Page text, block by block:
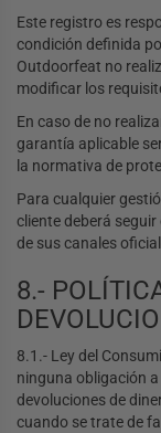
Este registro es
condición definida
Outdoorfeat no
modificar los
En caso de no
garantía aplicable
la normativa de
Para cualquier
cliente deberá
de sus canales
8.-
8.1.- Ley del
ninguna obligación
devoluciones de
cuando se trate de